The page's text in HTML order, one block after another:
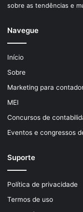
sobre as tendências e
Navegue
Início
Sobre
Marketing para
MEI
Concursos de
Eventos e congressos
Suporte
Política de privacidade
Termos de uso